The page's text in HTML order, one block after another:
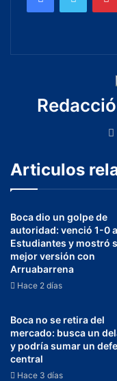
Articulos
Boca dio un golpe de
autoridad: venció 1-0 a
Estudiantes y mostró
mejor versión con
Arruabarrena
Hace 2 días
Boca no se retira del
mercado: busca un
y podría sumar un
central
Hace 3 días